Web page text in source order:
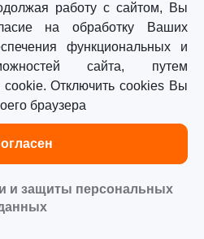
данных
работу с сайтом, Вы
на обработку Ваших
функциональных и
сайта, путем
cookie. Отключить cookies Вы
браузера
и защиты персональных